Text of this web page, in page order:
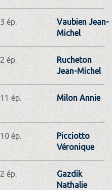
3 ép.
Vaubien Jean-
Michel
2 ép.
Rucheton
Jean-Michel
11 ép. Milon Annie
10 ép.
Picciotto
Véronique
2 ép.
Gazdik
Nathalie